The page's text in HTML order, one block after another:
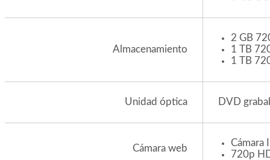
Almacenamiento
2 GB
1 TB
1 TB
Unidad óptica DVD
Cámara web
Cámara
720p